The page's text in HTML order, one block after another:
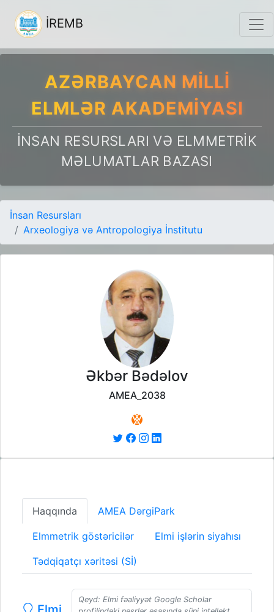
İREMB
AZƏRBAYCAN MILLI
ELMLƏR AKADEMIYASI
İNSAN RESURSLARI VƏ ELMMETRIK
MƏLUMATLAR BAZASI
İnsan Resursları
Arxeologiya və Antropologiya İnstitutu
Əkbər Bədəlov
AMEA_2038
Haqqında AMEA DərgiPark
Elmmetrik göstəricilər Elmi işlərin siyahısı
Tədqiqatçı xəritəsi (Sİ)
Qeyd: Elmi fəaliyyət Google Scholar